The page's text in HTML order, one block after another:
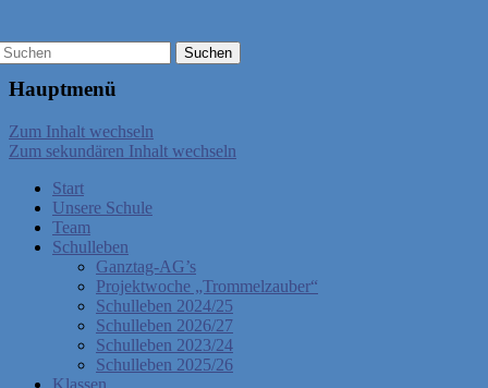
Hauptmenü
Zum Inhalt wechseln
Zum sekundären Inhalt wechseln
Start
Unsere Schule
Team
Schulleben
Ganztag-AG’s
Projektwoche „Trommelzauber“
Schulleben 2024/25
Schulleben 2026/27
Schulleben 2023/24
Schulleben 2025/26
Klassen